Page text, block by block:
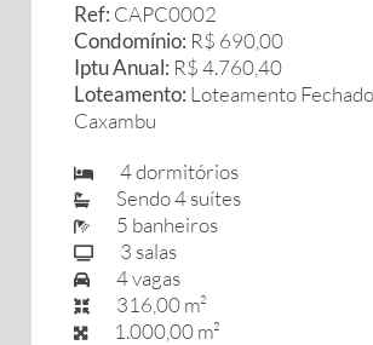
Ref: CAPC0002
Condomínio: R$ 690,00
Iptu Anual: R$ 4.760,40
Loteamento: Loteamento
Caxambu
4 dormitórios
Sendo 4 suítes
5 banheiros
3 salas
4 vagas
316,00 m²
1.000,00 m²